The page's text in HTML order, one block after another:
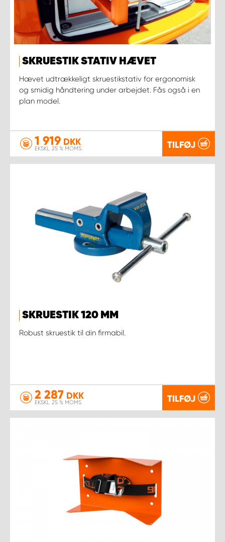
SKRUESTIK STATIV HÆVET
Hævet udtrækkeligt skruestikstativ for ergonomisk
og smidig håndtering under arbejdet. Fås også i en
plan model.
1 919 DKK
EKSKL. 25 % MOMS TILFØJ
SKRUESTIK 120 MM
Robust skruestik til din firmabil.
2 287 DKK
EKSKL. 25 % MOMS TILFØJ